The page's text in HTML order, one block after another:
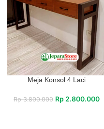
Meja Konsol 4 Laci
Rp3.800.000 Rp 2.800.000